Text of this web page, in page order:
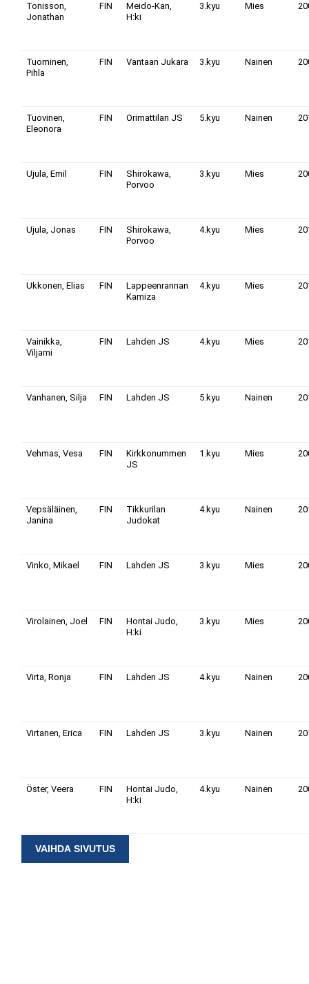
Tonisson,
Jonathan
FIN
Meido-Kan,
H:ki
3.kyu Mies
Tuominen,
Pihla
FIN Vantaan Jukara 3.kyu Nainen
Tuovinen,
Eleonora
FIN Orimattilan JS 5.kyu Nainen
Ujula, Emil FIN
Shirokawa,
Porvoo
3.kyu Mies
Ujula, Jonas FIN
Shirokawa,
Porvoo
4.kyu Mies
Ukkonen, Elias FIN
Lappeenrannan
Kamiza
4.kyu Mies
Vainikka,
Viljami
FIN Lahden JS 4.kyu Mies
Vanhanen, Silja FIN Lahden JS 5.kyu Nainen
Vehmas, Vesa FIN
Kirkkonummen
JS
1.kyu Mies
Vepsäläinen,
Janina
FIN
Tikkurilan
Judokat
4.kyu Nainen
Vinko, Mikael FIN Lahden JS 3.kyu Mies
Virolainen, Joel FIN
Hontai Judo,
H:ki
3.kyu Mies
Virta, Ronja FIN Lahden JS 4.kyu Nainen
Virtanen, Erica FIN Lahden JS 3.kyu Nainen
Öster, Veera FIN
Hontai Judo,
H:ki
4.kyu Nainen
VAIHDA SIVUTUS